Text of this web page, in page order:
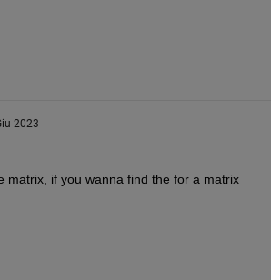
2023
matrix, if you wanna find the for a matrix